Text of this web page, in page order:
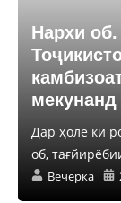
Нархи
мекунанд
Дар ҳоле ки
об,
Вечерка